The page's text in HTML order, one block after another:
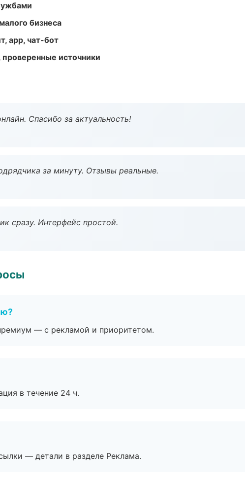
бизнеса
app, чат-бот
источники
Спасибо за актуальность!
за минуту. Отзывы реальные.
сразу. Интерфейс простой.
— с рекламой и приоритетом.
в течение 24 ч.
— детали в разделе Реклама.